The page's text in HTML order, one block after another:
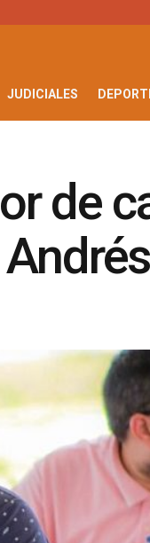
JUDICIALES
de